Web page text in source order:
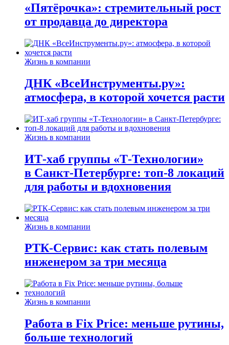
«Пятёрочка»: стремительный рост
от продавца до директора
Жизнь в компании
ДНК «ВсеИнструменты.ру»:
атмосфера, в которой хочется расти
Жизнь в компании
ИТ-хаб группы «Т-Технологии»
в Санкт-Петербурге: топ-8 локаций
для работы и вдохновения
Жизнь в компании
РТК-Сервис: как стать полевым
инженером за три месяца
Жизнь в компании
Работа в Fix Price: меньше рутины,
больше технологий